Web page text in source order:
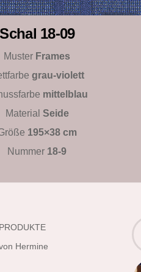
Schal 18-09
Muster Frames
grau-violett
mittelblau
Material Seide
195×38 cm
Nummer 18-9
PRODUKTE
Hermine